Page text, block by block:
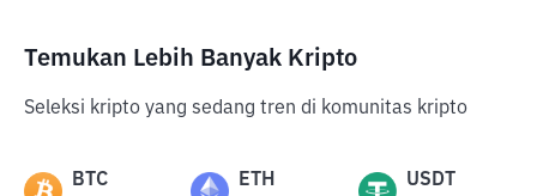
Temukan Lebih Banyak Kripto
Seleksi kripto yang sedang tren di komunitas kripto
BTC ETH USDT